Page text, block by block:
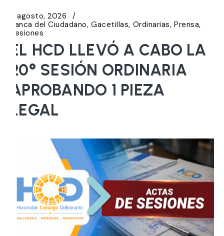
6 agosto, 2026
Banca del Ciudadano Gacetillas Ordinarias Prensa
Sesiones
EL HCD LLEVÓ A CABO LA
20° SESIÓN ORDINARIA
APROBANDO 1 PIEZA
LEGAL